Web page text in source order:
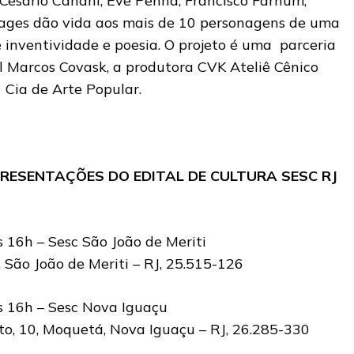
dão vida aos mais de 10 personagens de uma
inventividade e poesia. O projeto é uma parceria
Covask, a produtora CVK Ateliê Cênico
de Arte Popular.
DO EDITAL DE CULTURA SESC RJ
– Sesc São João de Meriti
João de Meriti – RJ, 25.515-126
– Sesc Nova Iguaçu
10, Moquetá, Nova Iguaçu – RJ, 26.285-330